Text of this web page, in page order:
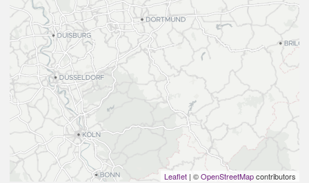
Leaflet | ©OpenStreetMapcontributors